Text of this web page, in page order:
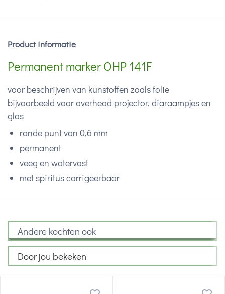
Product informatie
Permanent marker OHP 141F
voor beschrijven van kunstoffen zoals folie
bijvoorbeeld voor overhead projector, diaraampjes en
glas
ronde punt van 0,6 mm
permanent
veeg en watervast
met spiritus corrigeerbaar
Andere kochten ook
Door jou bekeken